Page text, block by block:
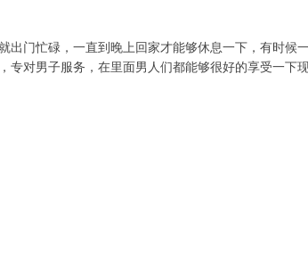
出门忙碌，一直到晚上回家才能够休息一下，有时
专对男子服务，在里面男人们都能够很好的享受一下